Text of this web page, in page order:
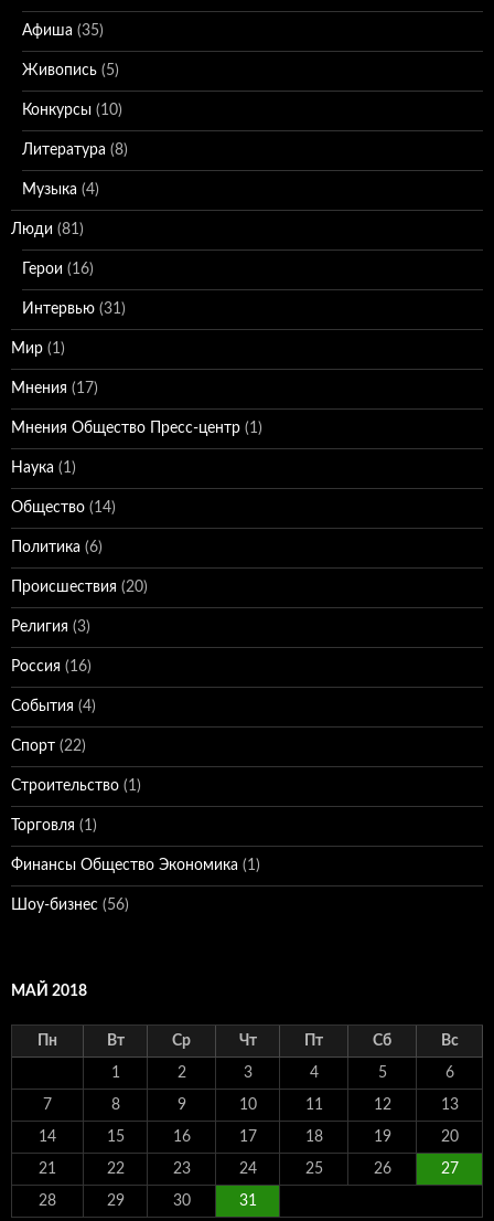
Афиша (35)
Живопись (5)
Конкурсы (10)
Литература (8)
Музыка (4)
Люди (81)
Герои (16)
Интервью (31)
Мир (1)
Мнения (17)
Мнения Общество Пресс-центр (1)
Наука (1)
Общество (14)
Политика (6)
Происшествия (20)
Религия (3)
Россия (16)
События (4)
Спорт (22)
Строительство (1)
Торговля (1)
Финансы Общество Экономика (1)
Шоу-бизнес (56)
МАЙ 2018
Пн Вт Ср Чт Пт Сб Вс
1 2 3 4 5 6
7 8 9 10 11 12 13
14 15 16 17 18 19 20
21 22 23 24 25 26 27
28 29 30 31